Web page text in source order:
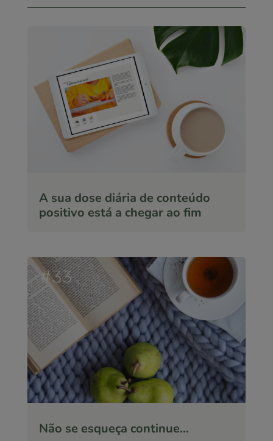
A sua dose diária de conteúdo
positivo está a chegar ao fim
Não se esqueça continue…